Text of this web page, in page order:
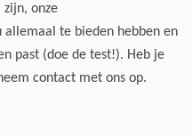
onze
te bieden hebben en
past (doe de test!). Heb je
contact met ons op.